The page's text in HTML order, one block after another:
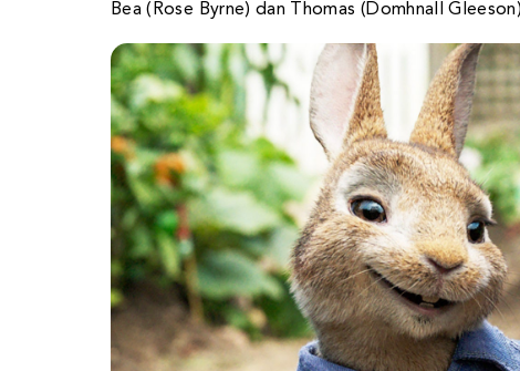
Bea (Rose Byrne) dan Thomas (Domhnall